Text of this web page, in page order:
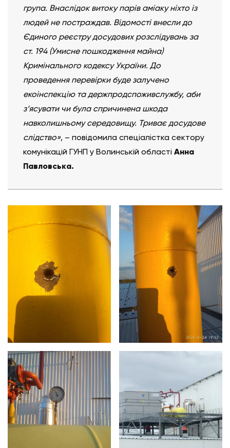
група. Внаслідок витоку парів аміаку ніхто із
людей не постраждав. Відомості внесли до
Єдиного реєстру досудових розслідувань за
ст. 194 (Умисне пошкодження майна)
Кримінального кодексу України. До
проведення перевірки буде залучено
екоінспекцію та держпродспоживслужбу, аби
з‘ясувати чи була спричинена шкода
навколишньому середовищу. Триває досудове
слідство», – повідомила спеціалістка сектору
комунікацій ГУНП у Волинській області Анна
Павловська.